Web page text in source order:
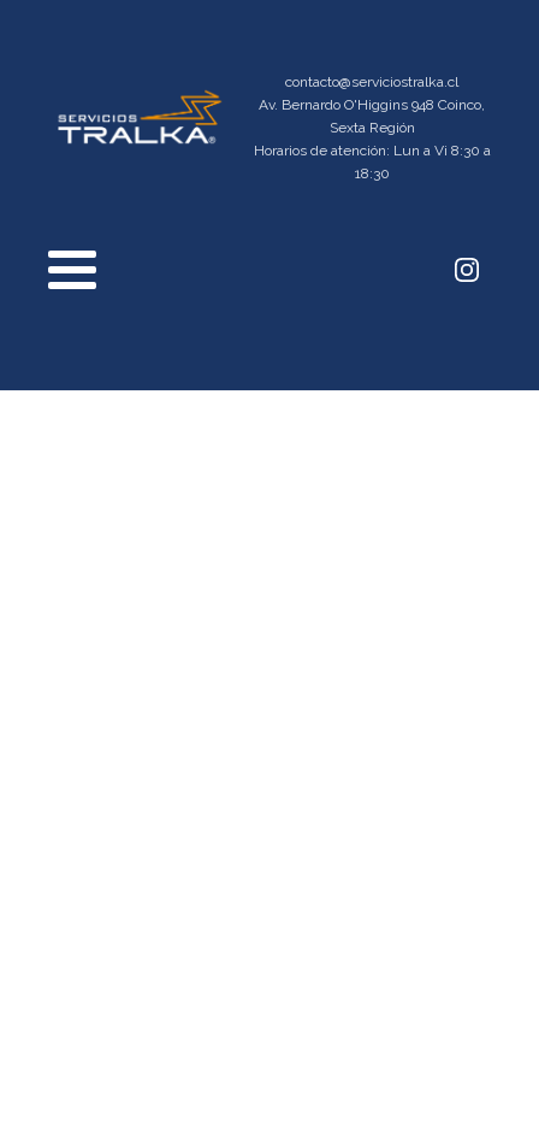
contacto@serviciostralka.cl
Av. Bernardo O'Higgins 948 Coinco,
Sexta Región
Horarios de atención: Lun a Vi 8:30 a
18:30